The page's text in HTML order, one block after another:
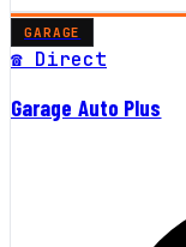
GARAGE
☎ Direct
Garage Auto Plus